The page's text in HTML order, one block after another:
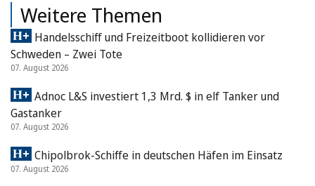
Weitere Themen
Handelsschiff und Freizeitboot kollidieren vor
Schweden – Zwei Tote
07. August 2026
Adnoc L&S investiert 1,3 Mrd. $ in elf Tanker und
Gastanker
07. August 2026
Chipolbrok-Schiffe in deutschen Häfen im Einsatz
07. August 2026